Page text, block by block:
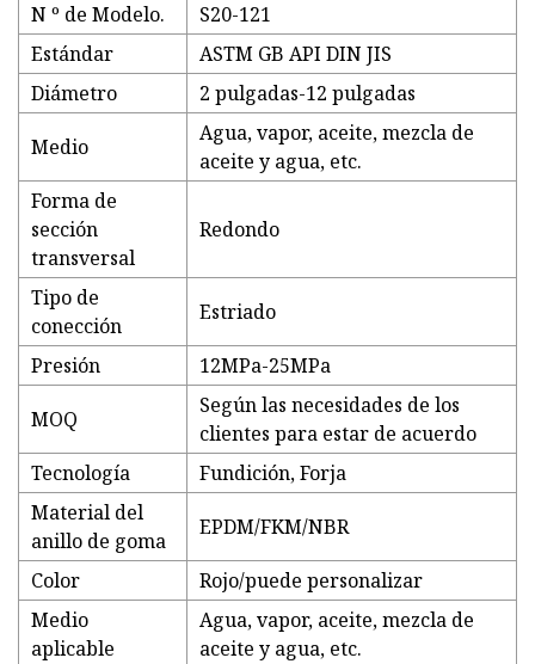
N º de Modelo.
S20-121
Estándar
ASTM GB API DIN JIS
Diámetro
2 pulgadas-12 pulgadas
Medio
Agua, vapor, aceite, mezcla de
aceite y agua, etc.
Forma de
sección
transversal
Redondo
Tipo de
conección
Estriado
Presión 12MPa-25MPa
MOQ
Según las necesidades de los
clientes para estar de acuerdo
Tecnología
Fundición, Forja
Material del
anillo de goma
EPDM/FKM/NBR
Color
Rojo/puede personalizar
Medio
aplicable
Agua, vapor, aceite, mezcla de
aceite y agua, etc.